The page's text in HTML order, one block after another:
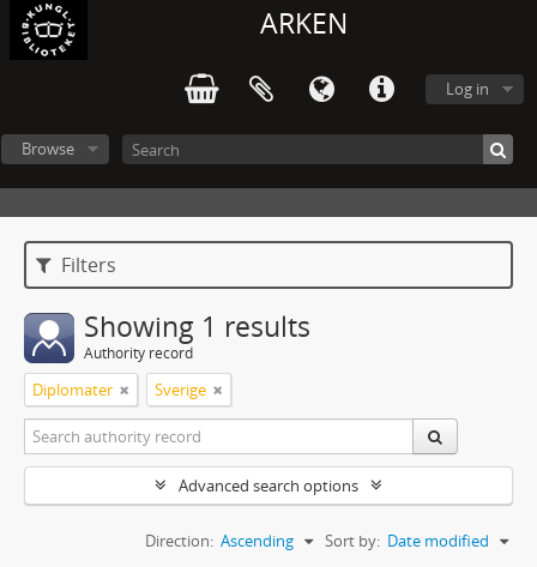
ARKEN
Log in
Browse
Filters
Showing 1 results
Authority record
Diplomater Sverige
Advanced search options
Sort by: Date modified
Direction: Ascending